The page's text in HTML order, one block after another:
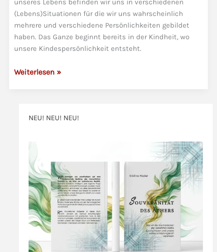
unseres Lebens befinden wir uns in verschiedenen
(Lebens)Situationen für die wir uns wahrscheinlich
mehrere und verschiedene Persönlichkeiten gebildet
haben. Das Ganze beginnt bereits in der Kindheit, wo
unsere Kindespersönlichkeit entsteht.
Persönlichkeitsentwicklung
Weiterlesen »
NEU! NEU! NEU!